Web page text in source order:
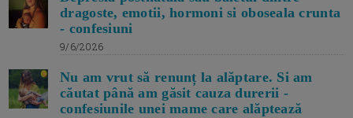
dragoste, emotii, hormoni si oboseala crunta
- confesiuni
9/6/2026
Nu am vrut să renunț la alăptare. Si am
căutat până am găsit cauza durerii -
confesiunile unei mame care alăptează